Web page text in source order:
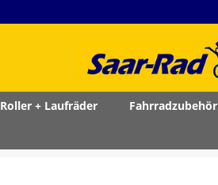
Roller + Laufräder Fahrradzubehör